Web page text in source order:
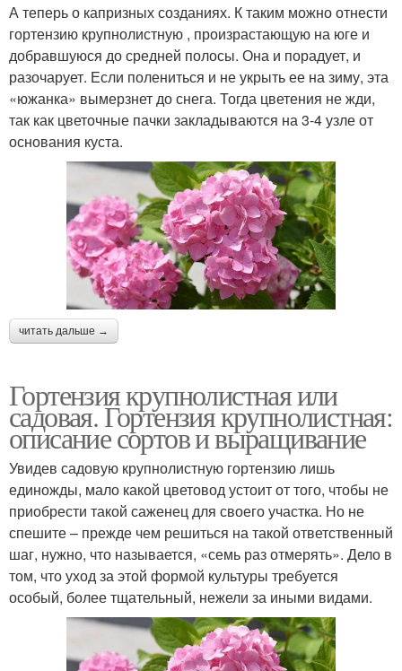
А теперь о капризных созданиях. К таким можно отнести
гортензию крупнолистную , произрастающую на юге и
добравшуюся до средней полосы. Она и порадует, и
разочарует. Если полениться и не укрыть ее на зиму, эта
«южанка» вымерзнет до снега. Тогда цветения не жди,
так как цветочные пачки закладываются на 3-4 узле от
основания куста.
читать дальше →
Гортензия крупнолистная или
садовая. Гортензия крупнолистная:
описание сортов и выращивание
Увидев садовую крупнолистную гортензию лишь
единожды, мало какой цветовод устоит от того, чтобы не
приобрести такой саженец для своего участка. Но не
спешите – прежде чем решиться на такой ответственный
шаг, нужно, что называется, «семь раз отмерять». Дело в
том, что уход за этой формой культуры требуется
особый, более тщательный, нежели за иными видами.